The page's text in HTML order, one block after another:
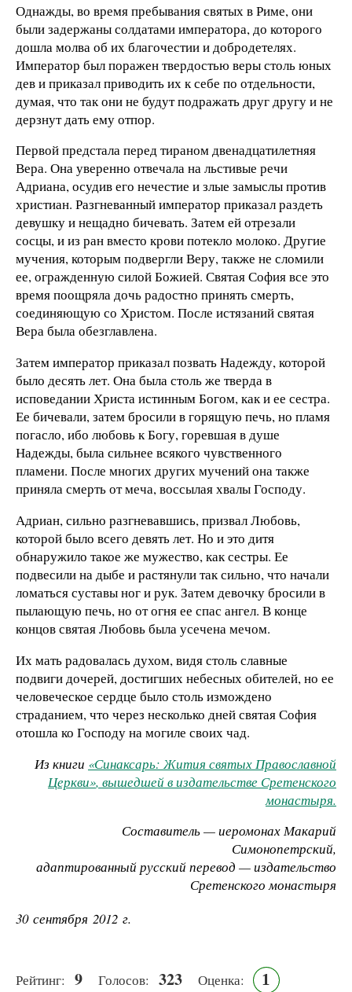
Однажды, во время пребывания святых в Риме, они
были задержаны солдатами императора, до которого
дошла молва об их благочестии и добродетелях.
Император был поражен твердостью веры столь юных
дев и приказал приводить их к себе по отдельности,
думая, что так они не будут подражать друг другу и не
дерзнут дать ему отпор.
Первой предстала перед тираном двенадцатилетняя
Вера. Она уверенно отвечала на льстивые речи
Адриана, осудив его нечестие и злые замыслы против
христиан. Разгневанный император приказал раздеть
девушку и нещадно бичевать. Затем ей отрезали
сосцы, и из ран вместо крови потекло молоко. Другие
мучения, которым подвергли Веру, также не сломили
ее, огражденную силой Божией. Святая София все это
время поощряла дочь радостно принять смерть,
соединяющую со Христом. После истязаний святая
Вера была обезглавлена.
Затем император приказал позвать Надежду, которой
было десять лет. Она была столь же тверда в
исповедании Христа истинным Богом, как и ее сестра.
Ее бичевали, затем бросили в горящую печь, но пламя
погасло, ибо любовь к Богу, горевшая в душе
Надежды, была сильнее всякого чувственного
пламени. После многих других мучений она также
приняла смерть от меча, воссылая хвалы Господу.
Адриан, сильно разгневавшись, призвал Любовь,
которой было всего девять лет. Но и это дитя
обнаружило такое же мужество, как сестры. Ее
подвесили на дыбе и растянули так сильно, что начали
ломаться суставы ног и рук. Затем девочку бросили в
пылающую печь, но от огня ее спас ангел. В конце
концов святая Любовь была усечена мечом.
Их мать радовалась духом, видя столь славные
подвиги дочерей, достигших небесных обителей, но ее
человеческое сердце было столь измождено
страданием, что через несколько дней святая София
отошла ко Господу на могиле своих чад.
Из книги «Синаксарь: Жития святых Православной
Церкви», вышедшей в издательстве Сретенского
монастыря.
Составитель — иеромонах Макарий
Симонопетрский,
адаптированный русский перевод — издательство
Сретенского монастыря
30 сентября 2012 г.
Рейтинг: 9 Голосов: 323 Оценка: 1